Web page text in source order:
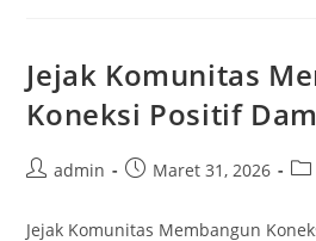
Jejak Komunitas
Koneksi Positif
Postadmin
PostMaret 31, 2026
Jejak Komunitas Membangun